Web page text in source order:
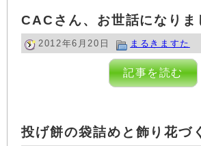
CACさん、お世話になりま
2012年6月20日 まるきますた
記事を読む
投げ餅の袋詰めと飾り花づ